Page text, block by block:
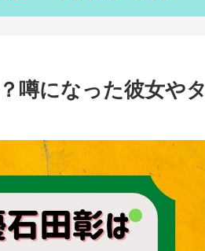
噂になった彼女やタ